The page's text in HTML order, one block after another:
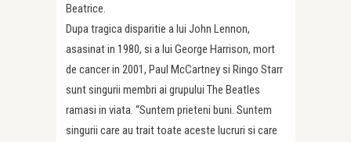
Beatrice.
Dupa tragica disparitie a lui John Lennon,
asasinat in 1980, si a lui George Harrison, mort
de cancer in 2001, Paul McCartney si Ringo Starr
sunt singurii membri ai grupului The Beatles
ramasi in viata. “Suntem prieteni buni. Suntem
singurii care au trait toate aceste lucruri si care